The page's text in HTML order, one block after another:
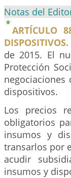
Notas del
ARTÍCULO
DISPOSITIVOS.
de 2015. El
Protección
dispositivos.
Los precios
obligatorios
insumos y
transarlos por
acudir
insumos y